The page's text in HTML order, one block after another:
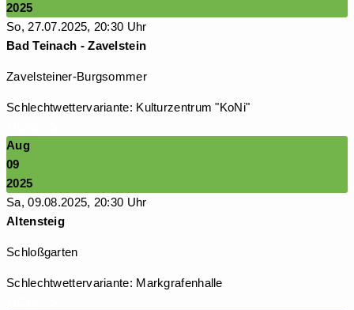
2025
So, 27.07.2025, 20:30 Uhr
Bad Teinach - Zavelstein
Zavelsteiner-Burgsommer
Schlechtwettervariante: Kulturzentrum "KoNi"
Aug
09
2025
Sa, 09.08.2025, 20:30 Uhr
Altensteig
Schloßgarten
Schlechtwettervariante: Markgrafenhalle